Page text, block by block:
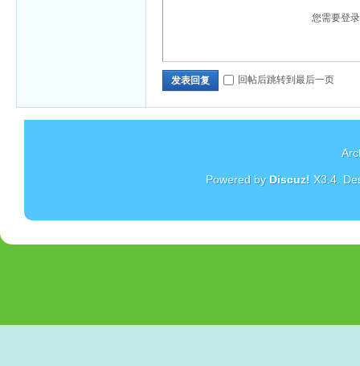
您需要登
发表回复 回帖后跳转到最后一页
Powered by Discuz! X3.4.